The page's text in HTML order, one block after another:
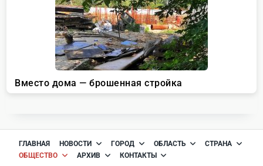
ГЛАВНАЯ НОВОСТИ ГОРОД ОБЛАСТЬ
СТРАНА
ОБЩЕСТВО
АРХИВ КОНТАКТЫ